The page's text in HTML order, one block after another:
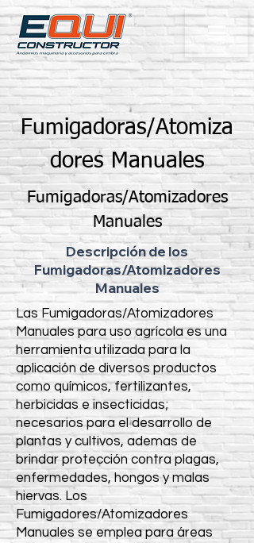
Fumigadoras/Atomiza
dores Manuales
Fumigadoras/Atomizadores
Manuales
Descripción de los
Fumigadoras/Atomizadores
Manuales
Las Fumigadoras/Atomizadores
Manuales para uso agrícola es una
herramienta utilizada para la
aplicación de diversos productos
como químicos, fertilizantes,
herbicidas e insecticidas;
necesarios para el desarrollo de
plantas y cultivos, ademas de
brindar protección contra plagas,
enfermedades, hongos y malas
hiervas. Los
Fumigadores/Atomizadores
Manuales se emplea para áreas